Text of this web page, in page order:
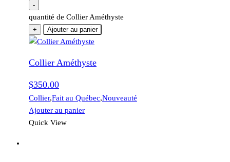
-
quantité de Collier Améthyste
+ Ajouter au panier
Collier Améthyste
$350.00
Collier,Fait au Québec,Nouveauté
Ajouter au panier
Quick View